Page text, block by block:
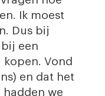
Ik moest
Dus bij
een
Vond
en dat het
hadden we